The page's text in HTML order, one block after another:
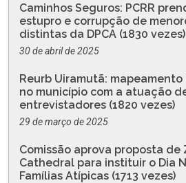
Caminhos Seguros: PCRR
estupro e corrupção de
distintas da DPCA (1830 vezes)
30 de abril de 2025
Reurb Uiramutã:
no município com a atuação
entrevistadores (1820 vezes)
29 de março de 2025
Comissão aprova proposta de
Cathedral para instituir o Dia
Famílias Atípicas (1713 vezes)